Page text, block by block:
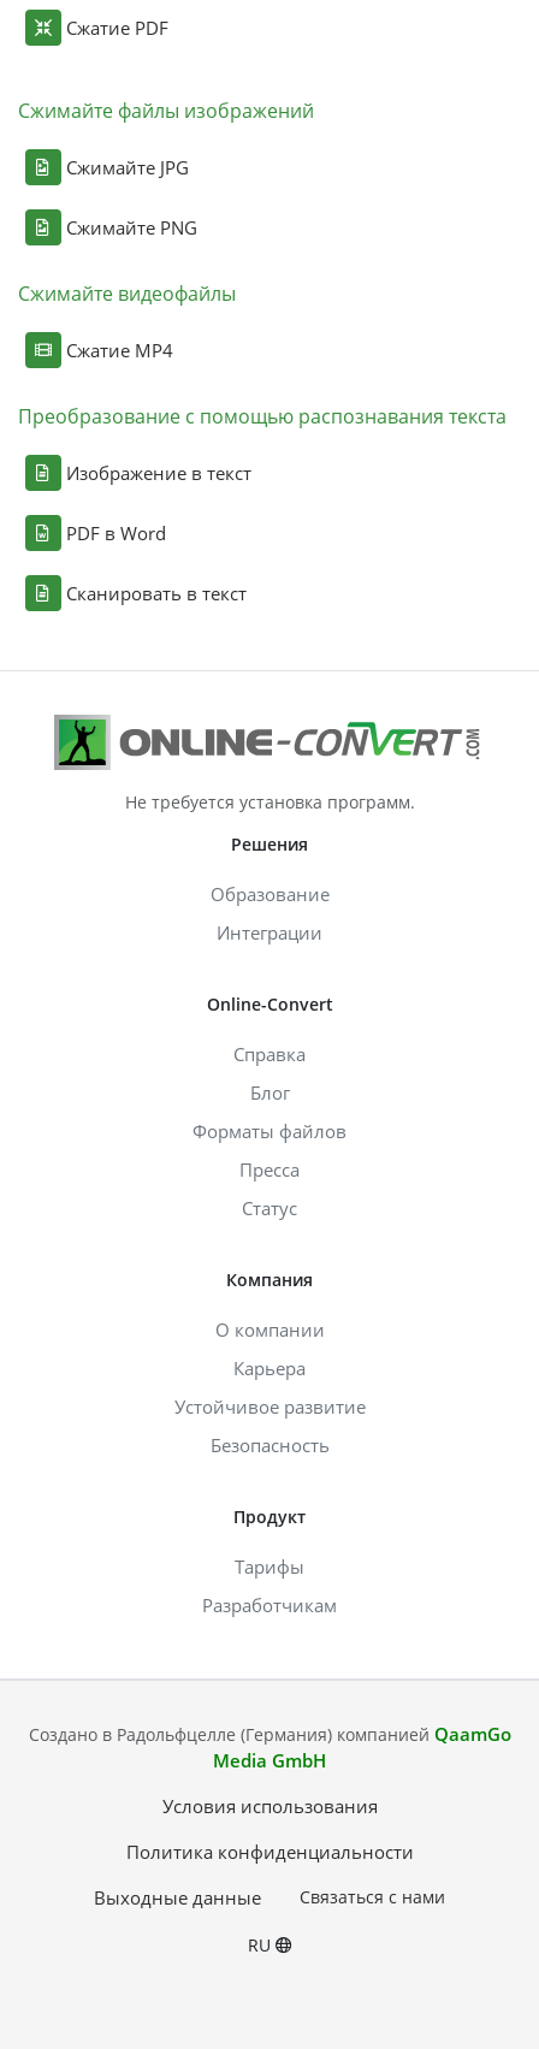
Сжатие PDF
Сжимайте файлы изображений
Сжимайте JPG
Сжимайте PNG
Сжимайте видеофайлы
Сжатие MP4
Преобразование с помощью распознавания текста
Изображение в текст
PDF в Word
Сканировать в текст
Не требуется установка программ.
Решения
Образование
Интеграции
Online-Convert
Справка
Блог
Форматы файлов
Пресса
Статус
Компания
О компании
Карьера
Устойчивое развитие
Безопасность
Продукт
Тарифы
Разработчикам
Создано в Радольфцелле (Германия) компанией QaamGo
Media GmbH
Условия использования
Политика конфиденциальности
Выходные данные
Связаться с нами
RU